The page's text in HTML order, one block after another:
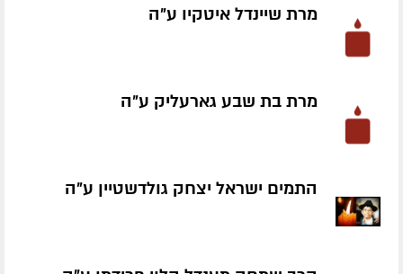
מרת שיינדל איטקיו ע״ה
מרת בת שבע גארעליק ע״ה
התמים ישראל יצחק גולדשטיין ע״ה